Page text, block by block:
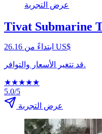
عرض التجربة
Tivat Submarine
ابتداءً من ‏26.16 US$
قد تتغير الأسعار والتوافر.
★★★★★
5.0/5
عرض التجربة